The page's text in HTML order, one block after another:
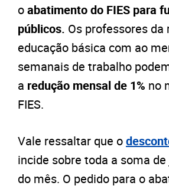
oabatimento do FIES para
públicos. Os professores da
educação básica com ao
semanais de trabalho
a redução mensal de 1% no
FIES.
Vale ressaltar que o
incide sobre toda a soma
do mês. O pedido para o